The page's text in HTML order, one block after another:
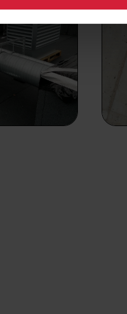
administratorami danych
też informacje o prawach